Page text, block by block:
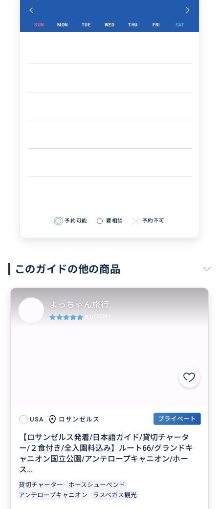
SUN MON TUE WED THU FRI SAT
予約可能 要相談 予約不可
このガイドの他の商品
USA ロサンゼルス プライベート
【ロサンゼルス発着/日本語ガイド/貸切チャータ
ー/２食付き/全入園料込み】ルート66/グランドキ
ャニオン国立公園/アンテロープキャニオン/ホー
ス...
貸切チャーター
ホースシューベンド
アンテロープキャニオン
ラスベガス観光
よっちゃん旅行
5.0 (53件)